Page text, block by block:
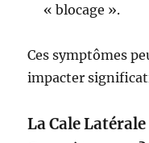
« blocage ».
Ces symptômes
impacter
La Cale